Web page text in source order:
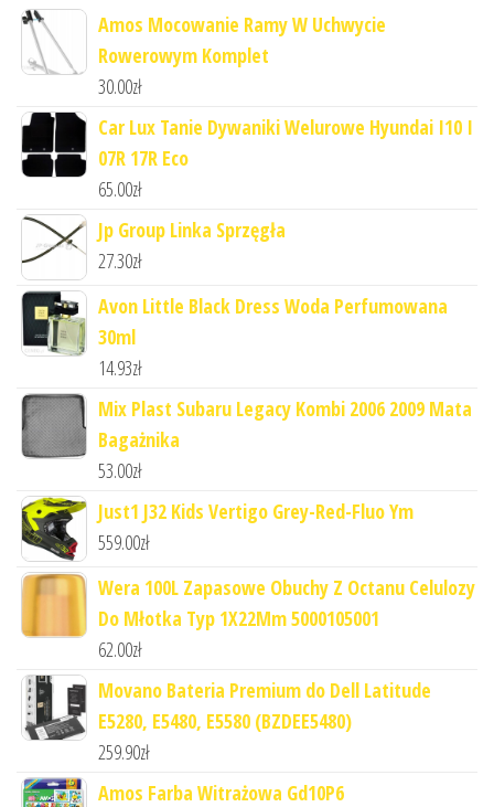
Amos Mocowanie Ramy W Uchwycie
Rowerowym Komplet
30.00zł
Car Lux Tanie Dywaniki Welurowe Hyundai I10 I
07R 17R Eco
65.00zł
Jp Group Linka Sprzęgła
27.30zł
Avon Little Black Dress Woda Perfumowana
30ml
14.93zł
Mix Plast Subaru Legacy Kombi 2006 2009 Mata
Bagażnika
53.00zł
Just1 J32 Kids Vertigo Grey-Red-Fluo Ym
559.00zł
Wera 100L Zapasowe Obuchy Z Octanu Celulozy
Do Młotka Typ 1X22Mm 5000105001
62.00zł
Movano Bateria Premium do Dell Latitude
E5280, E5480, E5580 (BZDEE5480)
259.90zł
Amos Farba Witrażowa Gd10P6